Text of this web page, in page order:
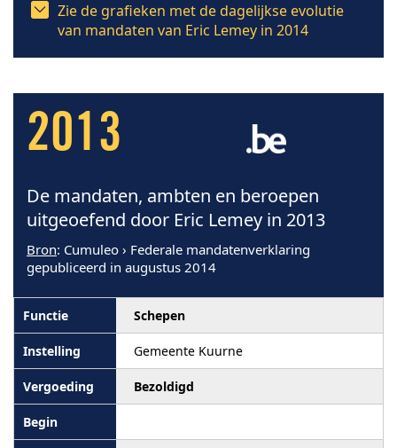
Zie de grafieken met de dagelijkse evolutie
van mandaten van Eric Lemey in 2014
2013
De mandaten, ambten en beroepen
uitgeoefend door Eric Lemey in 2013
Bron: Cumuleo › Federale mandatenverklaring
gepubliceerd in augustus 2014
Schepen
Gemeente Kuurne
Bezoldigd